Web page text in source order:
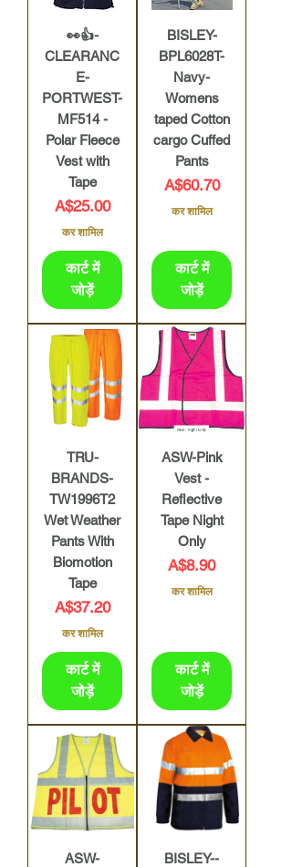
👀👍-
CLEARANC
E-
PORTWEST-
MF514 -
Polar Fleece
Vest with
Tape
मूल्य
A$25.00
कर शामिल
कार्ट में
जोड़ें
BISLEY-
BPL6028T-
Navy-
Womens
taped Cotton
cargo Cuffed
Pants
मूल्य
A$60.70
कर शामिल
कार्ट में
जोड़ें
TRU-
BRANDS-
TW1996T2
Wet Weather
Pants With
Biomotion
Tape
मूल्य
A$37.20
कर शामिल
कार्ट में
जोड़ें
ASW-Pink
Vest -
Reflective
Tape Night
Only
मूल्य
A$8.90
कर शामिल
कार्ट में
जोड़ें
ASW-
BISLEY--